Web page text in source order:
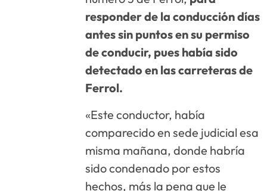
responder de la conducción días
antes sin puntos en su permiso
de conducir, pues había sido
detectado en las carreteras de
Ferrol.
«Este conductor, había
comparecido en sede judicial esa
misma mañana, donde habría
sido condenado por estos
hechos, más la pena que le